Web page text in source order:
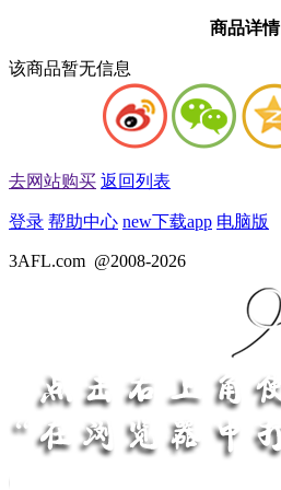
商品详情
该商品暂无信息
去网站购买 返回列表
登录 帮助中心 new下载app 电脑版
3AFL.com @2008-2026